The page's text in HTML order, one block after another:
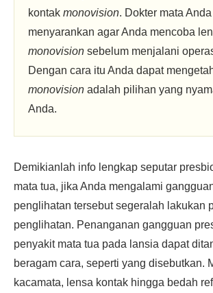
kontak monovision. Dokter mata
menyarankan agar Anda mencoba
monovision sebelum menjalani
Dengan cara itu Anda dapat
monovision adalah pilihan yang
Anda.
Demikianlah info lengkap seputar
mata tua, jika Anda mengalami
penglihatan tersebut segeralah lakukan
penglihatan. Penanganan gangguan
penyakit mata tua pada lansia dapat
beragam cara, seperti yang disebutkan.
kacamata, lensa kontak hingga bedah